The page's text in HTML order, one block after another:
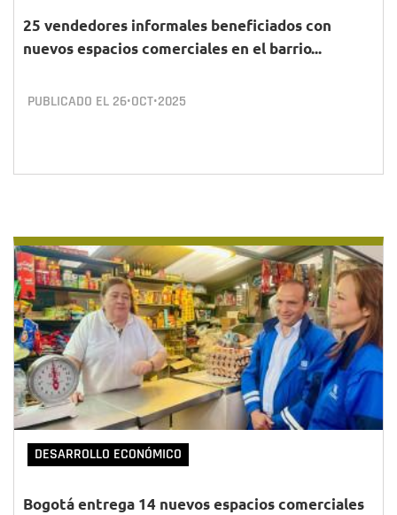
25 vendedores informales beneficiados con
nuevos espacios comerciales en el barrio...
PUBLICADO EL 26•OCT•2025
DESARROLLO ECONÓMICO
Bogotá entrega 14 nuevos espacios comerciales